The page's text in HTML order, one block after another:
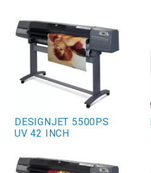
DESIGNJET 5500PS
UV 42 INCH